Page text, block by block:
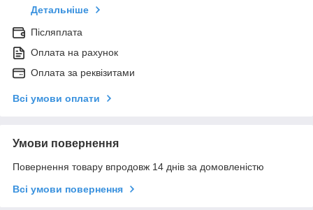
Детальніше
Післяплата
Оплата на рахунок
Оплата за реквізитами
Всі умови оплати
Умови повернення
Повернення товару впродовж 14 днів за домовленістю
Всі умови повернення